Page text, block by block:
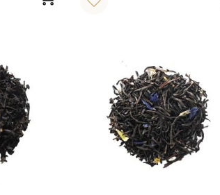
Lägg till i favoriter